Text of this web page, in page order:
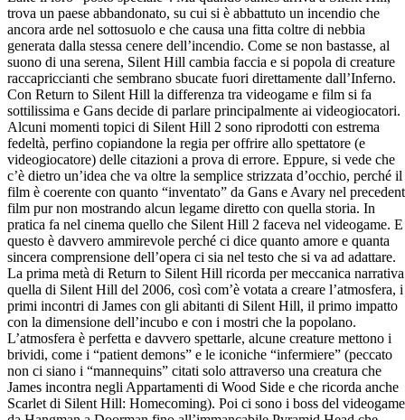
trova un paese abbandonato, su cui si è abbattuto un incendio che
ancora arde nel sottosuolo e che causa una fitta coltre di nebbia
generata dalla stessa cenere dell’incendio. Come se non bastasse, al
suono di una serena, Silent Hill cambia faccia e si popola di creature
raccapriccianti che sembrano sbucate fuori direttamente dall’Inferno.
Con Return to Silent Hill la differenza tra videogame e film si fa
sottilissima e Gans decide di parlare principalmente ai videogiocatori.
Alcuni momenti topici di Silent Hill 2 sono riprodotti con estrema
fedeltà, perfino copiandone la regia per offrire allo spettatore (e
videogiocatore) delle citazioni a prova di errore. Eppure, si vede che
c’è dietro un’idea che va oltre la semplice strizzata d’occhio, perché il
film è coerente con quanto “inventato” da Gans e Avary nel
film pur non mostrando alcun legame diretto con quella storia. In
pratica fa nel cinema quello che Silent Hill 2 faceva nel videogame. E
questo è davvero ammirevole perché ci dice quanto amore e quanta
sincera comprensione dell’opera ci sia nel testo che si va ad adattare.
La prima metà di Return to Silent Hill ricorda per meccanica narrativa
quella di Silent Hill del 2006, così com’è votata a creare l’atmosfera, i
primi incontri di James con gli abitanti di Silent Hill, il primo impatto
con la dimensione dell’incubo e con i mostri che la popolano.
L’atmosfera è perfetta e davvero spettarle, alcune creature mettono i
brividi, come i “patient demons” e le iconiche “infermiere” (peccato
non ci siano i “mannequins” citati solo attraverso una creatura che
James incontra negli Appartamenti di Wood Side e che ricorda anche
Scarlet di Silent Hill: Homecoming). Poi ci sono i boss del